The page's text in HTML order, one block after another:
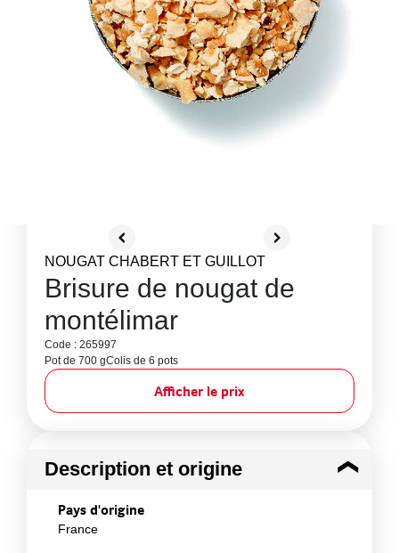
NOUGAT CHABERT ET GUILLOT
Brisure de nougat de
montélimar
Code : 265997
Pot de 700 gColis de 6 pots
Afficher le prix
Description et origine
Pays d'origine
France